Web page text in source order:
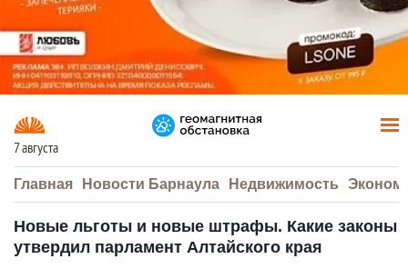
7 августа
Главная Новости Барнаула Недвижимость
Новые льготы и новые штрафы. Какие законы
утвердил парламент Алтайского края